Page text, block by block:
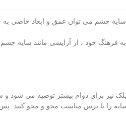
چشم می توان عمق و ابعاد خاصی به
خود ، از آرایشی مانند سایه چشم
نیز برای دوام بیشتر توصیه می شود
را با برس مناسب محو و محو کنید. پس